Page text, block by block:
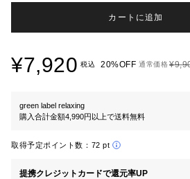
カートに追加
¥7,920 税込 20%OFF 通常価格
green label relaxing
購入合計金額4,990円以上で送料無料
取得予定ポイント数： 72 pt
提携クレジットカードで還元率UP